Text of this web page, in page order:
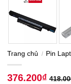
Trang chủ / Pin
376.200₫